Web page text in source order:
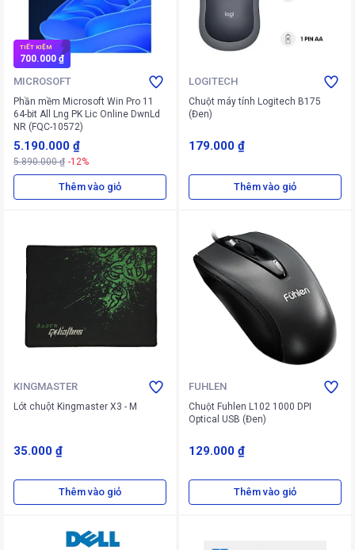
TIẾT KIỆM
700.000 ₫
MICROSOFT
Phần mềm Microsoft Win Pro 11
64-bit All Lng PK Lic Online DwnLd
NR (FQC-10572)
5.190.000 ₫
5.890.000 ₫ -12%
Thêm vào giỏ
LOGITECH
Chuột máy tính Logitech B175
(Đen)
179.000 ₫
Thêm vào giỏ
KINGMASTER
Lót chuột Kingmaster X3 - M
35.000 ₫
Thêm vào giỏ
FUHLEN
Chuột Fuhlen L102 1000 DPI
Optical USB (Đen)
129.000 ₫
Thêm vào giỏ